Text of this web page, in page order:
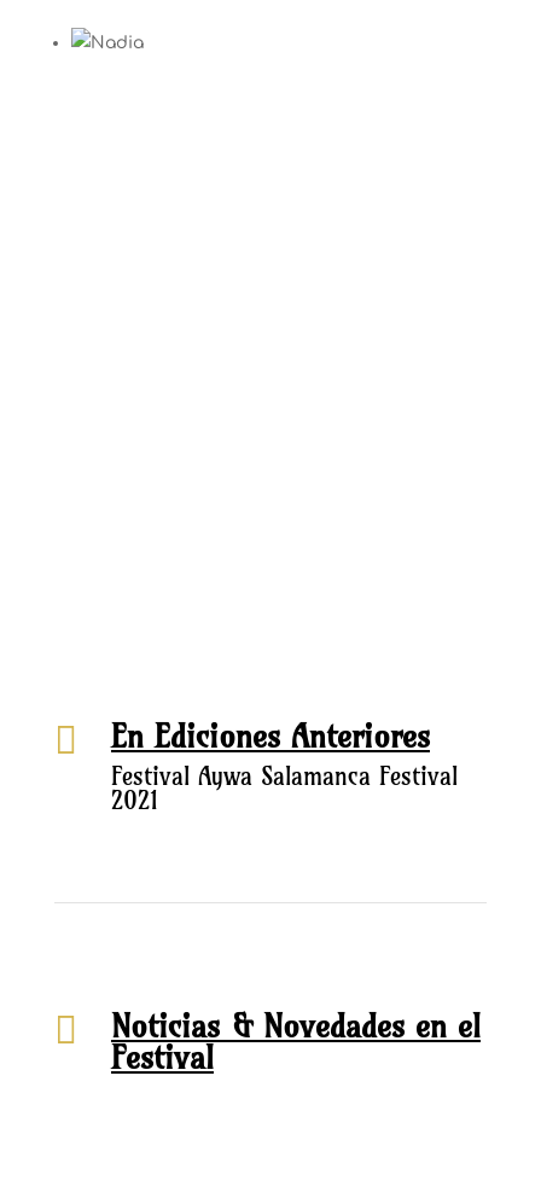
 En Ediciones Anteriores
Festival Aywa Salamanca Festival
2021
 Noticias & Novedades en el
Festival